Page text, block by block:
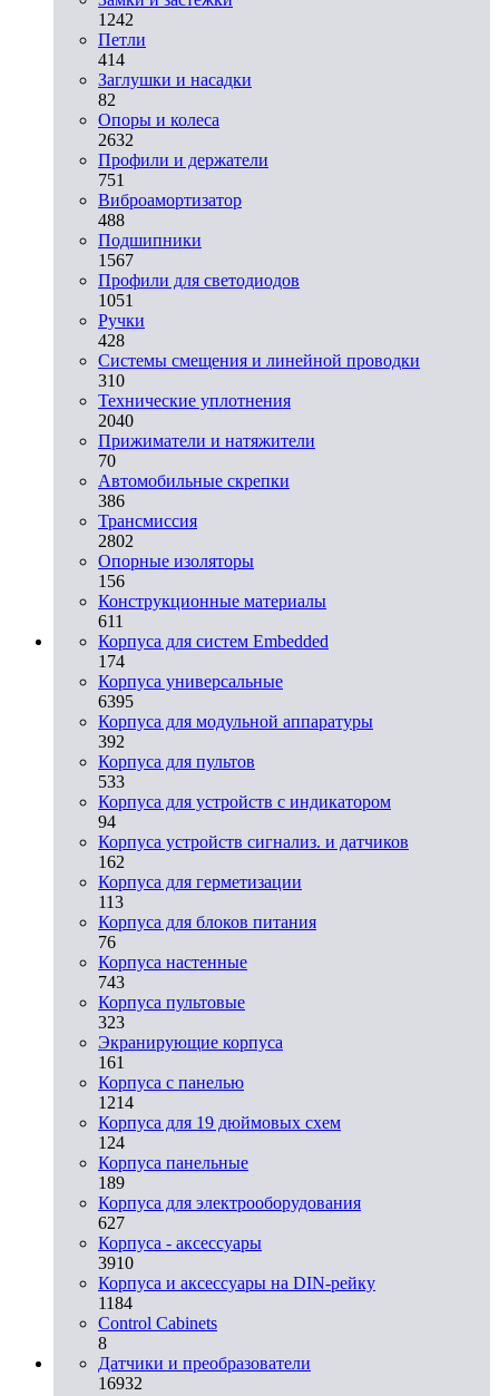
1242
Петли
414
Заглушки и насадки
82
Опоры и колеса
2632
Профили и держатели
751
Виброамортизатор
488
Подшипники
1567
Профили для светодиодов
1051
Ручки
428
Системы смещения и линейной проводки
310
Технические уплотнения
2040
Прижиматели и натяжители
70
Автомобильные скрепки
386
Трансмиссия
2802
Опорные изоляторы
156
Конструкционные материалы
611
Корпуса для систем Embedded
174
Корпуса универсальные
6395
Корпуса для модульной аппаратуры
392
Корпуса для пультов
533
Корпуса для устройств с индикатором
94
Корпуса устройств сигнализ. и датчиков
162
Корпуса для герметизации
113
Корпуса для блоков питания
76
Корпуса настенные
743
Корпуса пультовые
323
Экранирующие корпуса
161
Корпуса с панелью
1214
Корпуса для 19 дюймовых схем
124
Корпуса панельные
189
Корпуса для электрооборудования
627
Корпуса - аксессуары
3910
Корпуса и аксессуары на DIN-рейку
1184
Control Cabinets
8
Датчики и преобразователи
16932